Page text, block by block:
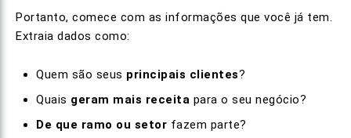
Portanto, comece com as informações que você já tem.
Extraia dados como:
Quem são seus principais clientes?
Quais geram mais receita para o seu negócio?
De que ramo ou setor fazem parte?